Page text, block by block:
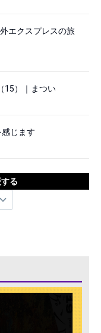
エクスプレスの旅
15）｜まつい
じます
る